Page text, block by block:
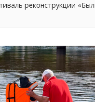
реконструкции